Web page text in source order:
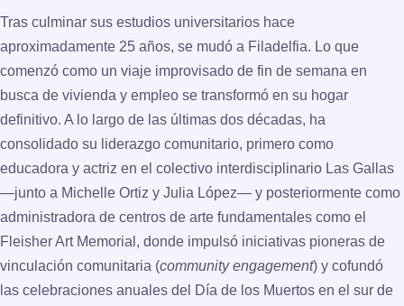
Tras culminar sus estudios universitarios hace
aproximadamente 25 años, se mudó a Filadelfia. Lo que
comenzó como un viaje improvisado de fin de semana en
busca de vivienda y empleo se transformó en su hogar
definitivo. A lo largo de las últimas dos décadas, ha
consolidado su liderazgo comunitario, primero como
educadora y actriz en el colectivo interdisciplinario Las Gallas
—junto a Michelle Ortiz y Julia López— y posteriormente como
administradora de centros de arte fundamentales como el
Fleisher Art Memorial , donde impulsó iniciativas pioneras de
vinculación comunitaria (community engagement) y cofundó
las celebraciones anuales del Día de los Muertos en el sur de